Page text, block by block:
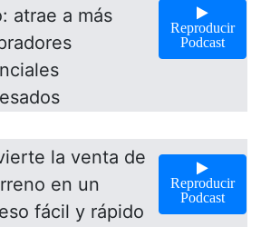
atrae a más
Reproducir
Podcast
la venta de
en un
fácil y rápido
Reproducir
Podcast